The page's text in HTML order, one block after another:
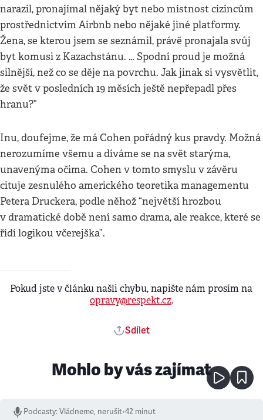
narazil, pronajímal nějaký byt nebo místnost cizincům
prostřednictvím Airbnb nebo nějaké jiné platformy.
Žena, se kterou jsem se seznámil, právě pronajala svůj
byt komusi z Kazachstánu. … Spodní proud je možná
silnější, než co se děje na povrchu. Jak jinak si vysvětlit,
že svět v posledních 19 měsích ještě nepřepadl přes
hranu?”
Inu, doufejme, že má Cohen pořádný kus pravdy. Možná
nerozumíme všemu a díváme se na svět starýma,
unavenýma očima. Cohen v tomto smyslu v závěru
cituje zesnulého amerického teoretika managementu
Petera Druckera, podle něhož “největší hrozbou
v dramatické době není samo drama, ale reakce, které se
řídí logikou včerejška”.
Pokud jste v článku našli chybu, napište nám prosím na
opravy@respekt.cz.
Sdílet
Mohlo by vás zajímat
Podcasty:Vládneme, nerušit•42 minut